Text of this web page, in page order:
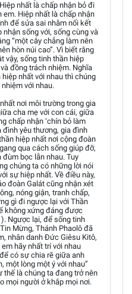
nhất là chấp nhận bỏ đi
Hiệp nhất là chấp nhận
để sửa sai nhằm nối kết
nhận sống với, sống cùng và
“một cây chẳng làm nên
hòn núi cao”. Vì biết rằng
vậy, sống tinh thần hiệp
đồng trách nhiệm. Nghĩa
nhất với nhau thì chúng
với nhau.
nơi môi trường trong gia
cha mẹ với con cái, giữa
chấp nhận ‘chín bỏ làm
đình yêu thương, gia đình
hiệp nhất nơi cộng đoàn
qua cách sống giúp đỡ,
bọc lẫn nhau. Tuy
chúng ta có những lời nói
sự hiệp nhất. Về điều này,
đoàn Galát cũng nhận xét
nóng giận, tranh chấp,
gì đi ngược lại với Thần
không xứng đáng được
Ngược lại, để sống tinh
Mừng, Thánh Phaolô đã
nhân danh Đức Giêsu Kitô,
hãy nhất trí với nhau
có sự chia rẽ giữa anh
một lòng một ý với nhau”
thế là chúng ta đang trở nên
mọi người ở khắp mọi nơi.